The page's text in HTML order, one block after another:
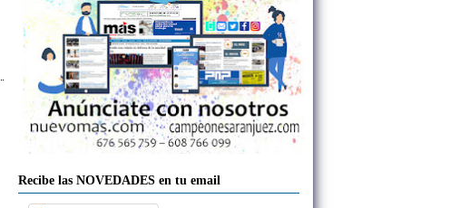
Recibe las NOVEDADES en tu email